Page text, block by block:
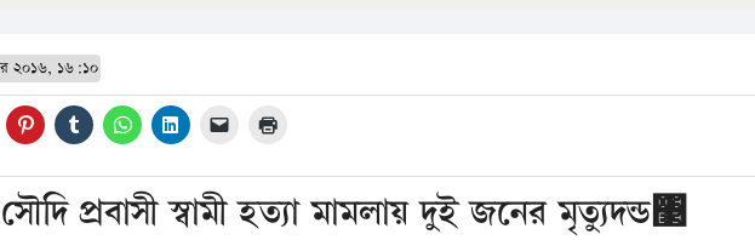
২০১৬, ১৬:১০
প্রবাসী স্বামী হত্যা মামলায় দুই জনের মৃত্যুদন্ড঳